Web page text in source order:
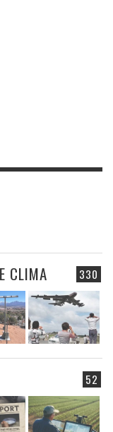
330
CLIMA
52